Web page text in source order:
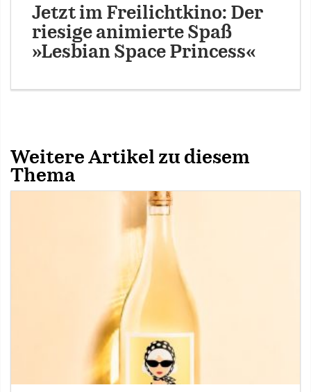
Jetzt im Freilichtkino: Der
riesige animierte Spaß
»Lesbian Space Princess«
Weitere Artikel zu diesem
Thema